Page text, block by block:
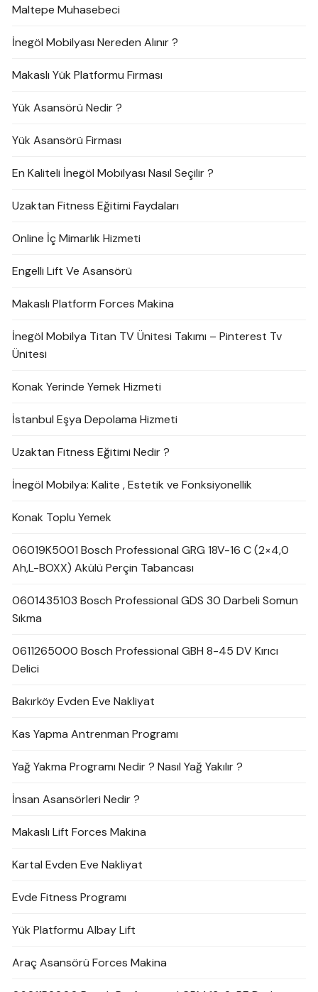
Maltepe Muhasebeci
İnegöl Mobilyası Nereden Alınır ?
Makaslı Yük Platformu Firması
Yük Asansörü Nedir ?
Yük Asansörü Firması
En Kaliteli İnegöl Mobilyası Nasıl Seçilir ?
Uzaktan Fitness Eğitimi Faydaları
Online İç Mimarlık Hizmeti
Engelli Lift Ve Asansörü
Makaslı Platform Forces Makina
İnegöl Mobilya Titan TV Ünitesi Takımı – Pinterest Tv
Ünitesi
Konak Yerinde Yemek Hizmeti
İstanbul Eşya Depolama Hizmeti
Uzaktan Fitness Eğitimi Nedir ?
İnegöl Mobilya: Kalite , Estetik ve Fonksiyonellik
Konak Toplu Yemek
06019K5001 Bosch Professional GRG 18V-16 C (2×4,0
Ah,L-BOXX) Akülü Perçin Tabancası
0601435103 Bosch Professional GDS 30 Darbeli Somun
Sıkma
0611265000 Bosch Professional GBH 8-45 DV Kırıcı
Delici
Bakırköy Evden Eve Nakliyat
Kas Yapma Antrenman Programı
Yağ Yakma Programı Nedir ? Nasıl Yağ Yakılır ?
İnsan Asansörleri Nedir ?
Makaslı Lift Forces Makina
Kartal Evden Eve Nakliyat
Evde Fitness Programı
Yük Platformu Albay Lift
Araç Asansörü Forces Makina